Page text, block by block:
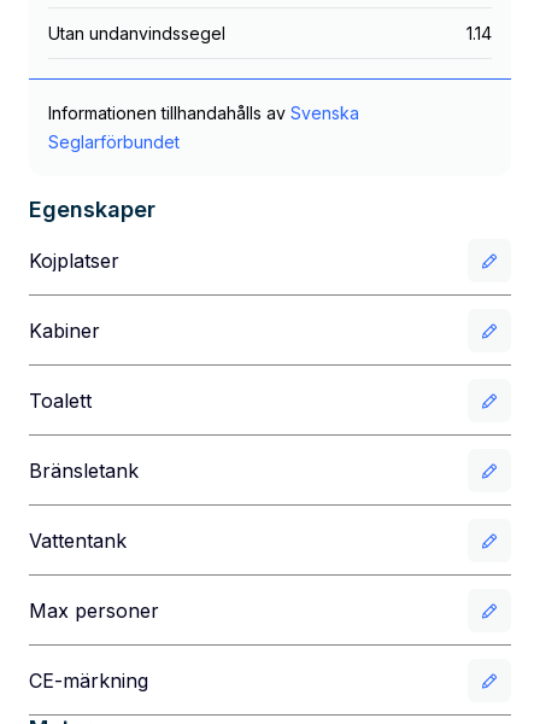
Utan undanvindssegel 1.14
Informationen tillhandahålls av Svenska
Seglarförbundet
Egenskaper
Kojplatser
Kabiner
Toalett
Bränsletank
Vattentank
Max personer
CE-märkning